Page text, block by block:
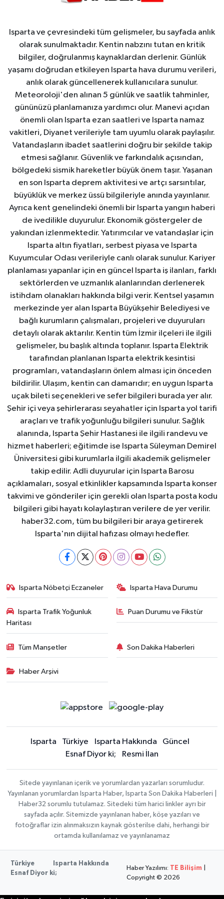
Isparta ve çevresindeki tüm gelişmeler, bu sayfada anlık
olarak sunulmaktadır. Kentin nabzını tutan en kritik
bilgiler, doğrulanmış kaynaklardan derlenir. Günlük
yaşamı doğrudan etkileyen Isparta hava durumu verileri,
anlık olarak güncellenerek kullanıcılara sunulur.
Meteoroloji'den alınan 5 günlük ve saatlik tahminler,
gününüzü planlamanıza yardımcı olur. Manevi açıdan
önemli olan Isparta ezan saatleri ve Isparta namaz
vakitleri, Diyanet verileriyle tam uyumlu olarak paylaşılır.
Vatandaşların ibadet saatlerini doğru bir şekilde takip
etmesi sağlanır. Güvenlik ve farkındalık açısından,
bölgedeki sismik hareketler büyük önem taşır. Yaşanan
en son Isparta deprem aktivitesi ve artçı sarsıntılar,
büyüklük ve merkez üssü bilgileriyle anında yayınlanır.
Ayrıca kent genelindeki önemli bir Isparta yangın haberi
de ivedilikle duyurulur. Ekonomik göstergeler de
yakından izlenmektedir. Yatırımcılar ve vatandaşlar için
Isparta altın fiyatları, serbest piyasa ve Isparta
Kuyumcular Odası verileriyle canlı olarak sunulur. Kariyer
planlaması yapanlar için en güncel Isparta iş ilanları, farklı
sektörlerden ve uzmanlık alanlarından derlenerek
istihdam olanakları hakkında bilgi verir. Kentsel yaşamın
merkezinde yer alan Isparta Büyükşehir Belediyesi ve
bağlı kurumların çalışmaları, projeleri ve duyuruları
detaylı olarak aktarılır. Kentin tüm İzmir ilçeleri ile ilgili
gelişmeler, bu başlık altında toplanır. Isparta Elektrik
tarafından planlanan Isparta elektrik kesintisi
programları, vatandaşların önlem alması için önceden
bildirilir. Ulaşım, kentin can damarıdır; en uygun Isparta
uçak bileti seçenekleri ve sefer bilgileri burada yer alır.
Şehir içi veya şehirlerarası seyahatler için Isparta yol tarifi
araçları ve trafik yoğunluğu bilgileri sunulur. Sağlık
alanında, Isparta Şehir Hastanesi ile ilgili randevu ve
hizmet haberleri; eğitimde ise Isparta Süleyman Demirel
Üniversitesi gibi kurumlarla ilgili akademik gelişmeler
takip edilir. Adli duyurular için Isparta Barosu
açıklamaları, sosyal etkinlikler kapsamında Isparta konser
takvimi ve gönderiler için gerekli olan Isparta posta kodu
bilgileri gibi hayatı kolaylaştıran verilere de yer verilir.
haber32.com, tüm bu bilgileri bir araya getirerek
Isparta'nın dijital hafızası olmayı hedefler.
Isparta Nöbetçi Eczaneler Isparta Hava Durumu
Isparta Trafik Yoğunluk
Haritası
Puan Durumu ve Fikstür
Tüm Manşetler Son Dakika Haberleri
Haber Arşivi
Isparta Türkiye Isparta Hakkında
Güncel
Esnaf Diyor ki;
Resmi İlan
Sitede yayınlanan içerik ve yorumlardan yazarları sorumludur.
Yayınlanan yorumlardan Isparta Haber, Isparta Son Dakika Haberleri |
Haber32 sorumlu tutulamaz. Sitedeki tüm harici linkler ayrı bir
sayfada açılır. Sitemizde yayınlanan haber, köşe yazıları ve
fotoğraflar izin alınmaksızın kaynak gösterilse dahi, herhangi bir
ortamda kullanılamaz ve yayınlanamaz
Türkiye
Isparta Hakkında
Esnaf Diyor ki;
Haber Yazılımı: TE Bilişim
Copyright © 2026